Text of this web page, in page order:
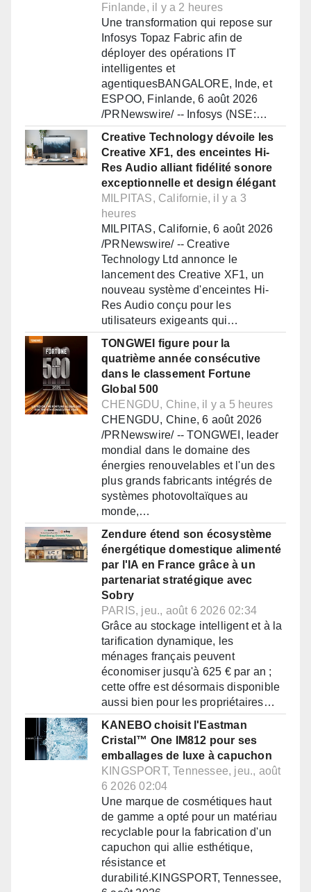
Finlande, il y a 2 heures
Une transformation qui repose sur
Infosys Topaz Fabric afin de
déployer des opérations IT
intelligentes et
agentiquesBANGALORE, Inde, et
ESPOO, Finlande, 6 août 2026
/PRNewswire/ -- Infosys (NSE:…
Creative Technology dévoile les
Creative XF1, des enceintes Hi-
Res Audio alliant fidélité sonore
exceptionnelle et design élégant
MILPITAS, Californie, il y a 3
heures
MILPITAS, Californie, 6 août 2026
/PRNewswire/ -- Creative
Technology Ltd annonce le
lancement des Creative XF1, un
nouveau système d'enceintes Hi-
Res Audio conçu pour les
utilisateurs exigeants qui…
TONGWEI figure pour la
quatrième année consécutive
dans le classement Fortune
Global 500
CHENGDU, Chine, il y a 5 heures
CHENGDU, Chine, 6 août 2026
/PRNewswire/ -- TONGWEI, leader
mondial dans le domaine des
énergies renouvelables et l'un des
plus grands fabricants intégrés de
systèmes photovoltaïques au
monde,…
Zendure étend son écosystème
énergétique domestique alimenté
par l'IA en France grâce à un
partenariat stratégique avec
Sobry
PARIS, jeu., août 6 2026 02:34
Grâce au stockage intelligent et à la
tarification dynamique, les
ménages français peuvent
économiser jusqu'à 625 € par an ;
cette offre est désormais disponible
aussi bien pour les propriétaires…
KANEBO choisit l'Eastman
Cristal™ One IM812 pour ses
emballages de luxe à capuchon
KINGSPORT, Tennessee, jeu., août
6 2026 02:04
Une marque de cosmétiques haut
de gamme a opté pour un matériau
recyclable pour la fabrication d'un
capuchon qui allie esthétique,
résistance et
durabilité.KINGSPORT, Tennessee,